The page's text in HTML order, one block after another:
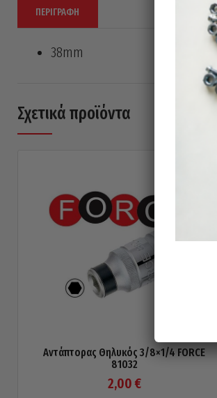
ΠΕΡΙΓΡΑΦΉ
38mm
Σχετικά προϊόντα
Αντάπτορας Θηλυκός 3/8×1/4 FORCE
81032
2,00 €